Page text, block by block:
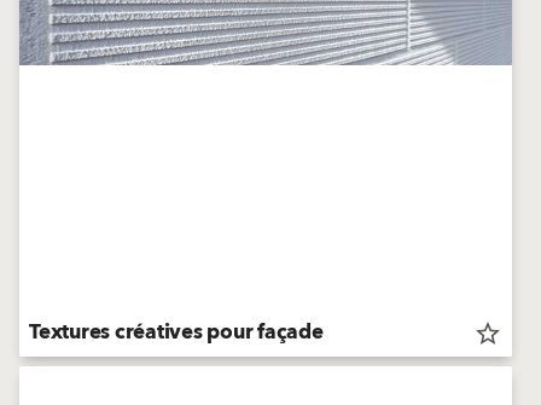
Textures créatives pour façade star_border